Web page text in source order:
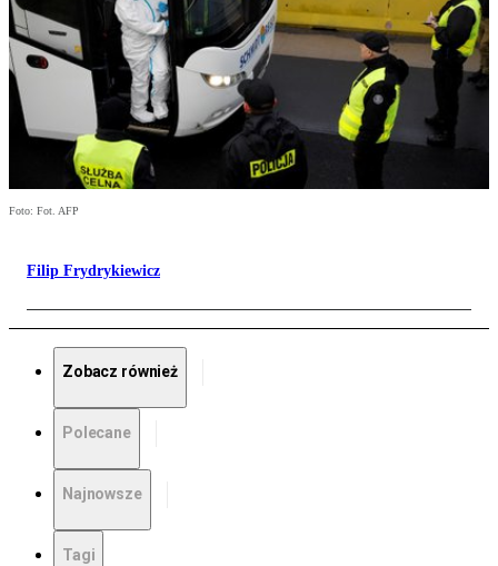
Foto: Fot. AFP
Filip Frydrykiewicz
Zobacz również
Polecane
Najnowsze
Tagi